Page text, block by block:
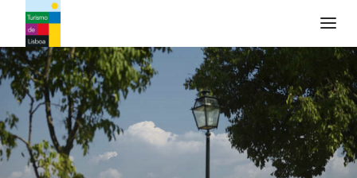
Logo do Turismo de Lisboa